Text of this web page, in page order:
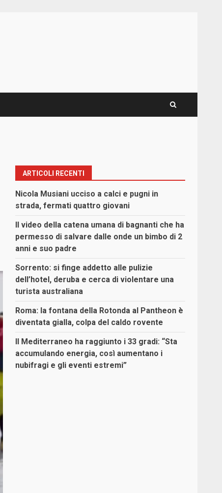
ARTICOLI RECENTI
Nicola Musiani ucciso a calci e pugni in
strada, fermati quattro giovani
Il video della catena umana di bagnanti che ha
permesso di salvare dalle onde un bimbo di 2
anni e suo padre
Sorrento: si finge addetto alle pulizie
dell’hotel, deruba e cerca di violentare una
turista australiana
Roma: la fontana della Rotonda al Pantheon è
diventata gialla, colpa del caldo rovente
Il Mediterraneo ha raggiunto i 33 gradi: “Sta
accumulando energia, così aumentano i
nubifragi e gli eventi estremi”